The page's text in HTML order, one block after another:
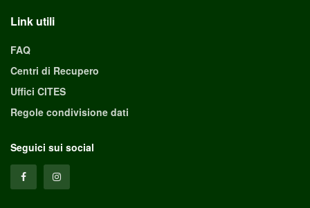
Link utili
FAQ
Centri di Recupero
Uffici CITES
Regole condivisione dati
Seguici sui social